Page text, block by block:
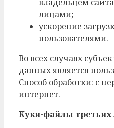
владельцем
лицами;
ускорение
пользователями.
Во всех случаях
данных является
Способ обработки: с
интернет.
Куки-файлы третьих